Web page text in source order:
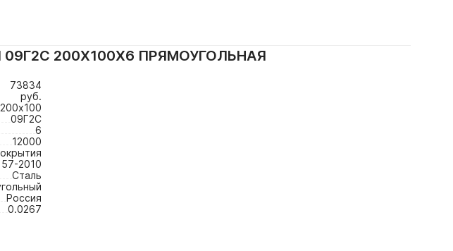
200Х100Х6 ПРЯМОУГОЛЬНАЯ
73834
руб.
200х100
09Г2С
6
12000
2010
Сталь
Россия
0.0267